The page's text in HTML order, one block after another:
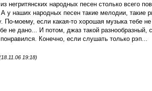
негритянских народных песен столько всего
у наших народных песен такие мелодии, такие
моему, если какая-то хорошая музыка тебе
не дано... И потом, джаз такой
Конечно, если слушать только рэп...
19:18)